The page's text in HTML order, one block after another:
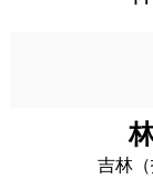
吉林（